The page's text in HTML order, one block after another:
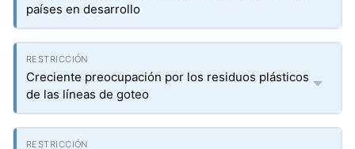
países en desarrollo
Creciente preocupación por los residuos plásticos
de las líneas de goteo